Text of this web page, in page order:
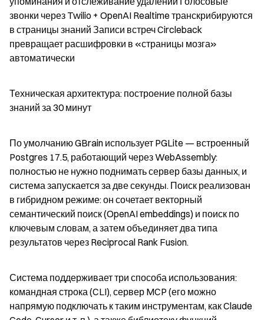
звонки через Twilio + OpenAI Realtime транскрибируются
в страницы знаний Записи встреч Circleback
превращает расшифровки в «страницы мозга»
автоматически
Техническая архитектура: построение полной базы
знаний за 30 минут
По умолчанию GBrain использует PGLite — встроенный
Postgres 17.5, работающий через WebAssembly:
полностью не нужно поднимать сервер базы данных, и
система запускается за две секунды. Поиск реализован
в гибридном режиме: он сочетает векторный
семантический поиск (OpenAI embeddings) и поиск по
ключевым словам, а затем объединяет два типа
результатов через Reciprocal Rank Fusion.
Система поддерживает три способа использования:
командная строка (CLI), сервер MCP (его можно
напрямую подключать к таким инструментам, как Claude